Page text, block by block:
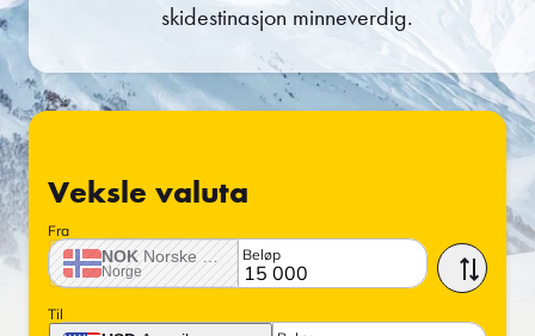
skidestinasjon minneverdig.
Veksle valuta
Fra
NOK Norske krone
Norge
Beløp
Til